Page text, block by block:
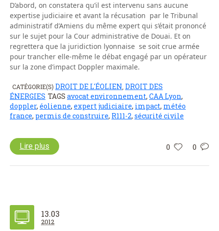
D’abord, on constatera qu’il est intervenu sans aucune
expertise judiciaire et avant la récusation par le Tribunal
administratif d’Amiens du même expert qui s’était prononcé
sur le sujet pour la Cour administrative de Douai. Et on
regrettera que la juridiction lyonnaise se soit crue armée
pour trancher elle-même le débat engagé par un opérateur
sur la zone d’impact Doppler maximale.
CATÉGORIE(S) DROIT DE L'ÉOLIEN DROIT DES
ÉNERGIES TAGS avocat environnement, CAA Lyon,
doppler, éolienne, expert judiciaire, impact, météo
france, permis de construire, R111-2, sécurité civile
0 0
Lire plus
13.03
2012